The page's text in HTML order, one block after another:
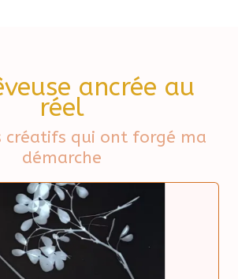
ancrée au
réel
créatifs qui ont forgé ma
démarche